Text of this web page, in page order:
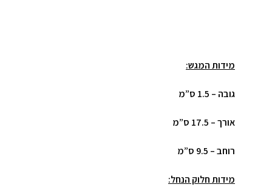
מידות המגש:
גובה – 1.5 ס”מ
אורך – 17.5 ס”מ
רוחב – 9.5 ס”מ
מידות חלוק הנחל: